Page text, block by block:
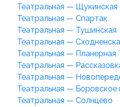
Театральная — Щукинская
Театральная — Спартак
Театральная — Тушинская
Театральная —
Театральная — Планерная
Театральная —
Театральная —
Театральная —
Театральная — Солнцево